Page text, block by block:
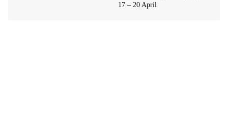
17 – 20 April